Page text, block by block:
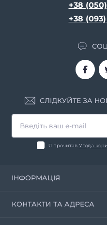
+38
+38
СЛІДКУЙТЕ ЗА
Я прочитав Угода
ІНФОРМАЦІЯ
Політика конфіденційності
КОНТАКТИ ТА АДРЕСА